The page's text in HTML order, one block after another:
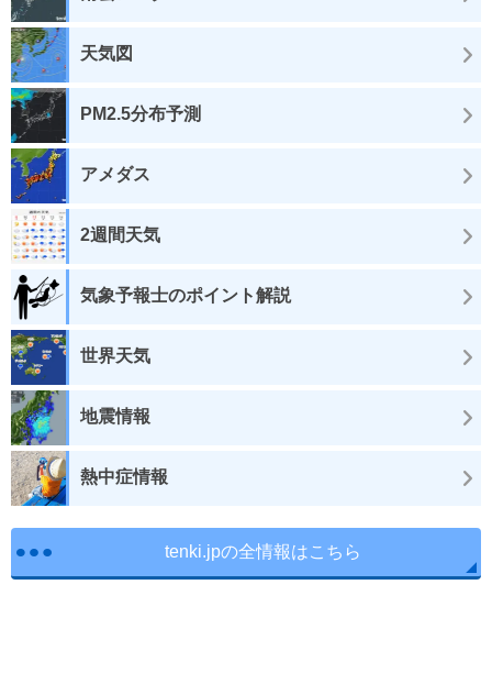
天気図
PM2.5分布予測
アメダス
2週間天気
気象予報士のポイント解説
世界天気
地震情報
熱中症情報
tenki.jpの全情報はこちら